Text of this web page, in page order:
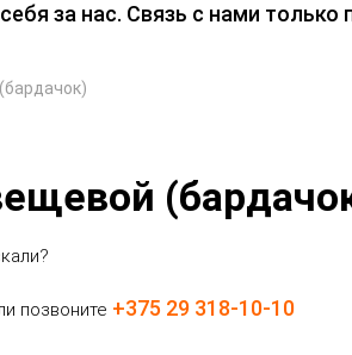
за нас. Связь с нами только
позвоните +375 29 318-10-10